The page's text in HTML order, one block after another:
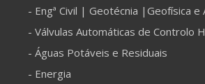
- Engª Civil | Geotécnia |Geofísica e
- Válvulas Automáticas de Controlo
- Águas Potáveis e Residuais
- Energia